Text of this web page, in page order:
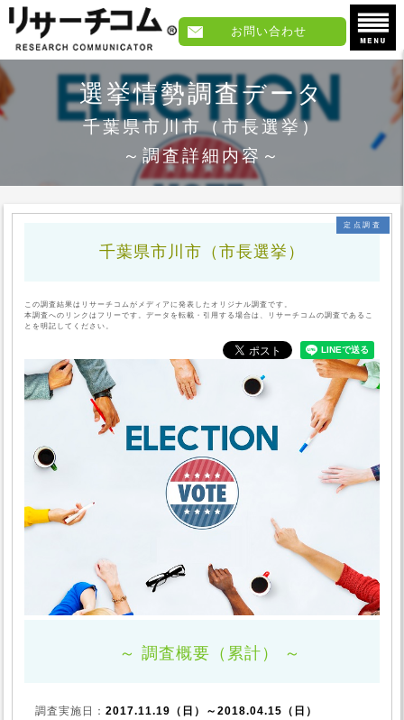
お問い合わせ
選挙情勢調査データ
千葉県市川市（市長選挙）
～調査詳細内容～
定点調査
千葉県市川市 （市長選挙）
この調査結果はリサーチコムがメディアに発表したオリジナル調査です。
本調査へのリンクはフリーです。データを転載・引用する場合は、リサーチコムの調査であるこ
とを明記してください。
～ 調査概要 （累計） ～
調査実施日： 2017.11.19（日）～2018.04.15（日）